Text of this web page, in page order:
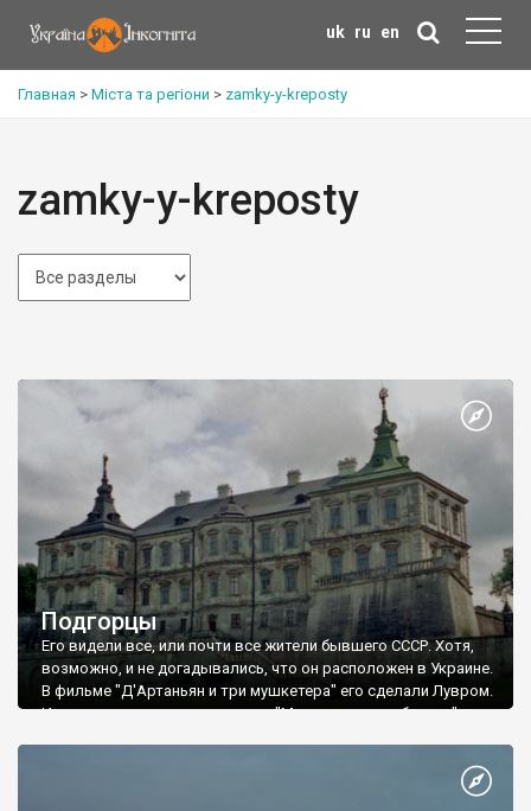
uk ru en
Главная > Міста та регіони > zamky-y-kreposty
zamky-y-kreposty
Подгорцы
Его видели все, или почти все жители бывшего СССР. Хотя,
возможно, и не догадывались, что он расположен в Украине.
В фильме "Д'Артаньян и три мушкетера" его сделали Лувром.
Именно здесь проходили части "Марлезонского балета" и